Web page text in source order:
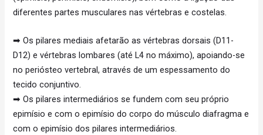
diferentes partes musculares nas vértebras e costelas.
➡ Os pilares mediais afetarão as vértebras dorsais (D11-
D12) e vértebras lombares (até L4 no máximo), apoiando-se
no periósteo vertebral, através de um espessamento do
tecido conjuntivo.
➡ Os pilares intermediários se fundem com seu próprio
epimísio e com o epimísio do corpo do músculo diafragma e
com o epimísio dos pilares intermediários.